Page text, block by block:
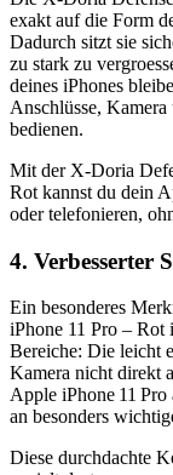
exakt auf die Form
Dadurch sitzt sie
zu stark zu
deines iPhones
Anschlüsse,
bedienen.
Mit der X-Doria
Rot kannst du dein
oder telefonieren,
4. Verbesserter
Ein besonderes
iPhone 11 Pro – Rot
Bereiche: Die leicht
Kamera nicht direkt
Apple iPhone 11
an besonders
Diese durchdachte